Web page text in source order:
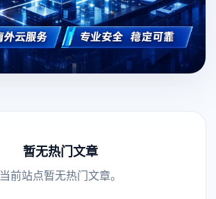
暂无热门文章
当前站点暂无热门文章。